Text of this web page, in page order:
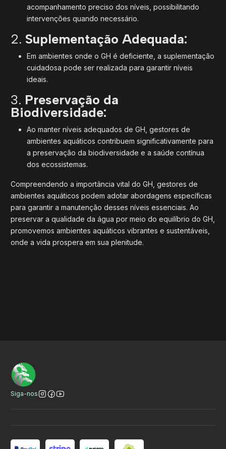
acompanhamento preciso dos níveis, possibilitando
intervenções quando necessário.
2. Suplementação Adequada:
Em ambientes onde o GH é deficiente, a suplementação
cuidadosa pode ser realizada para garantir níveis
ideais.
3. Preservação da
Biodiversidade:
Ao manter níveis adequados de GH, gestores de
ambientes aquáticos contribuem significativamente para
a preservação da biodiversidade e a saúde contínua
dos ecossistemas.
Compreendendo a importância vital do GH, gestores de
ambientes aquáticos podem adotar abordagens específicas
para garantir a manutenção desses níveis essenciais. Ao
preservar a qualidade da água por meio do equilíbrio do GH,
promovemos ambientes aquáticos vibrantes e sustentáveis,
onde a vida prospera em sua plenitude.
Siga-nos